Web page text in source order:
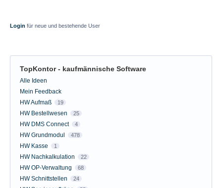
Login für neue und bestehende User
TopKontor - kaufmännische Software
Kategorien
Alle Ideen
Mein Feedback
HW Aufmaß
19
HW Bestellwesen 25
HW DMS Connect 4
HW Grundmodul 478
HW Kasse 1
HW Nachkalkulation 22
HW OP-Verwaltung 68
HW Schnittstellen 24